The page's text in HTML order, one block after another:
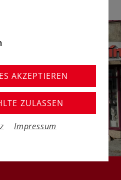
AKZEPTIEREN
ZULASSEN
Impressum